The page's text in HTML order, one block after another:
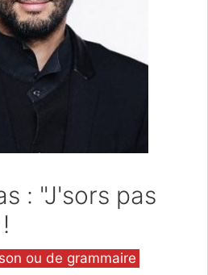
: "J'sors pas
ou de grammaire